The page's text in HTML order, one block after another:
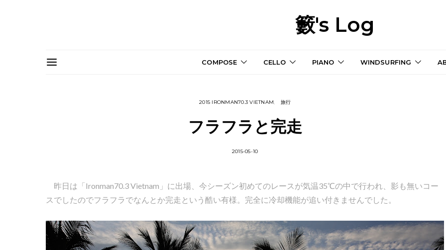
籔's Log
COMPOSE CELLO PIANO WINDSURFING
2015 IRONMAN70.3 VIETNAM 旅行
フラフラと完走
2015-05-10
昨日は「Ironman70.3 Vietnam」に出場、今シーズン初めてのレースが気温35℃の中で行われ、影も無いコー
スでしたのでフラフラでなんとか完走という酷い有様。完全に冷却機能が追い付きませんでした。